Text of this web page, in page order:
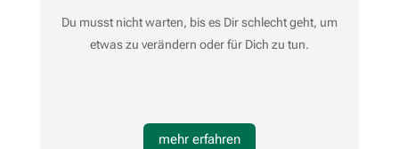
Du musst nicht warten, bis es Dir schlecht geht, um
etwas zu verändern oder für Dich zu tun.
mehr erfahren